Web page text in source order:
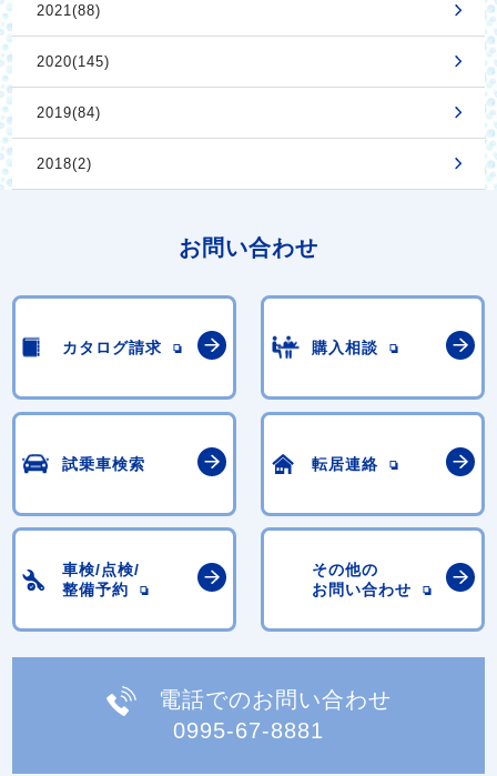
2021(88)
2020(145)
2019(84)
2018(2)
お問い合わせ
カタログ請求 購入相談
試乗車検索 転居連絡
車検/点検/
整備予約
その他の
お問い合わせ
電話でのお問い合わせ
0995-67-8881